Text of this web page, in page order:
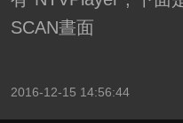
SCAN晝面
2016-12-15 14:56:44